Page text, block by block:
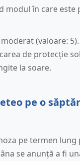
modul în care este
(valoare: 5).
de protecție
la soare.
pe o
pe termen lung
se anunță a fi